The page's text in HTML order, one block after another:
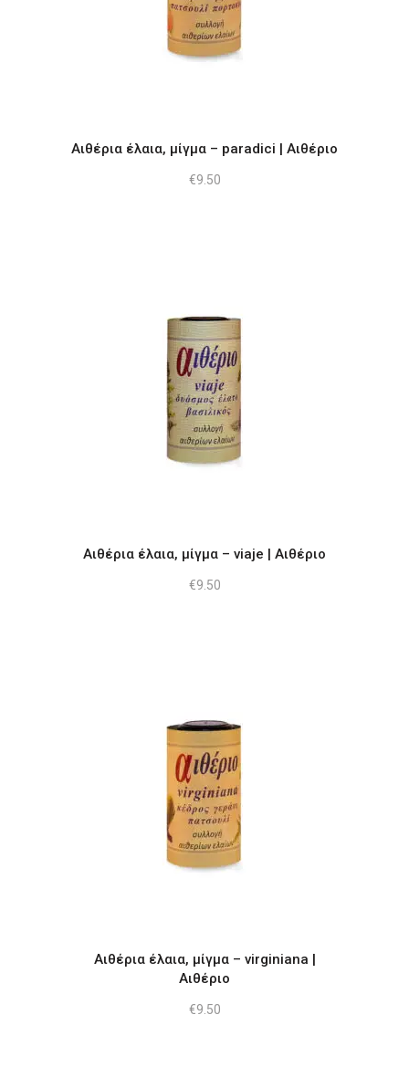
Αιθέρια έλαια, μίγμα – paradici | Αιθέριο
€9.50
Αιθέρια έλαια, μίγμα – viaje | Αιθέριο
€9.50
Αιθέρια έλαια, μίγμα – virginiana |
Αιθέριο
€9.50